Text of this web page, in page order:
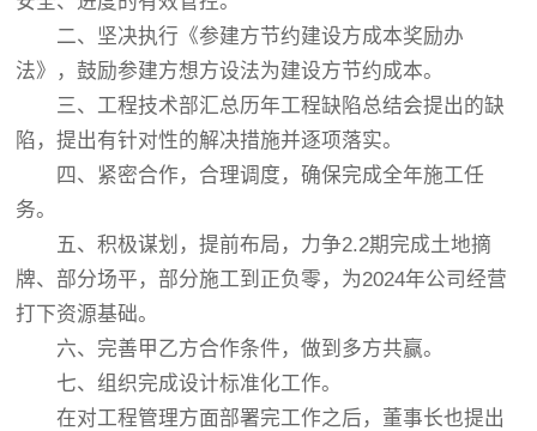
二、坚决执行《参建方节约建设方成本奖励办
法》，鼓励参建方想方设法为建设方节约成本。
三、工程技术部汇总历年工程缺陷总结会提出的缺
陷，提出有针对性的解决措施并逐项落实。
四、紧密合作，合理调度，确保完成全年施工任
务。
五、积极谋划，提前布局，力争2.2期完成土地摘
牌、部分场平，部分施工到正负零，为2024年公司经营
打下资源基础。
六、完善甲乙方合作条件，做到多方共赢。
七、组织完成设计标准化工作。
在对工程管理方面部署完工作之后，董事长也提出